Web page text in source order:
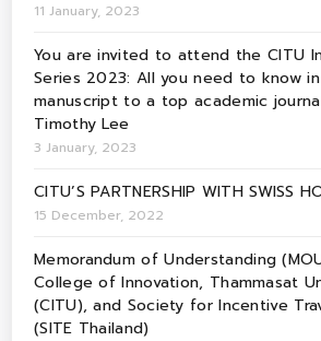
11 January, 2023
You are invited to attend the CITU
Series 2023: All you need to know
manuscript to a top academic
Timothy Lee
3 January, 2023
CITU’S PARTNERSHIP WITH SWISS
15 December, 2022
Memorandum of Understanding
College of Innovation, Thammasat
(CITU), and Society for Incentive
(SITE Thailand)